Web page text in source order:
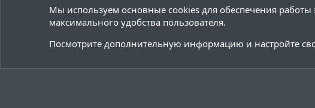
Мы используем основные cookies для обеспечения работы
максимального удобства пользователя.
Посмотрите дополнительную информацию и настройте